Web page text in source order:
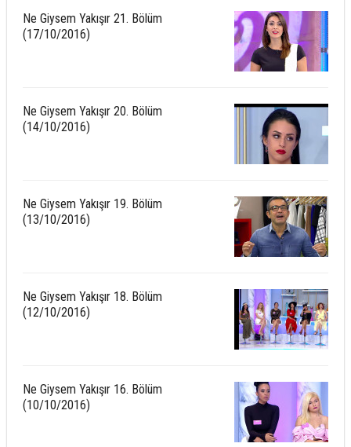
Ne Giysem Yakışır 21. Bölüm
(17/10/2016)
Ne Giysem Yakışır 20. Bölüm
(14/10/2016)
Ne Giysem Yakışır 19. Bölüm
(13/10/2016)
Ne Giysem Yakışır 18. Bölüm
(12/10/2016)
Ne Giysem Yakışır 16. Bölüm
(10/10/2016)